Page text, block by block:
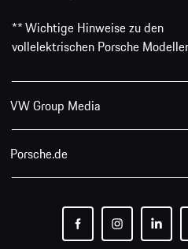
** Wichtige Hinweise zu den
vollelektrischen Porsche
VW Group Media
Porsche.de